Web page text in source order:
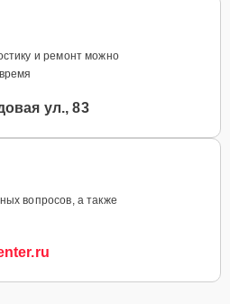
и ремонт можно
ул., 83
вопросов, а также